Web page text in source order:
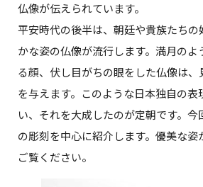
仏像が伝えられています。
平安時代の後半は、朝廷や貴族たちの
かな姿の仏像が流行します。満月のよ
る顔、伏し目がちの眼をした仏像は、
を与えます。このような日本独自の表
い、それを大成したのが定朝です。今
の彫刻を中心に紹介します。優美な姿
ご覧ください。